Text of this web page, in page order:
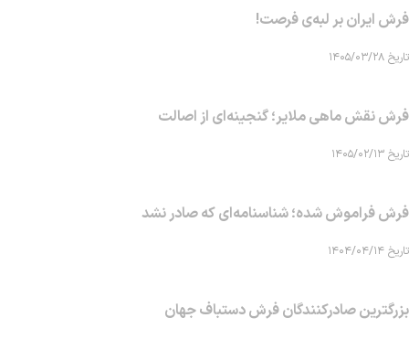
فرش ایران بر لبه‌ی فرصت!
تاریخ ۱۴۰۵/۰۳/۲۸
فرش نقش ماهی‌ ملایر؛ گنجینه‌ای از اصالت
تاریخ ۱۴۰۵/۰۲/۱۳
فرش فراموش شده؛ شناسنامه‌ای که صادر نشد
تاریخ ۱۴۰۴/۰۴/۱۴
بزرگترین صادرکنندگان فرش دستباف جهان